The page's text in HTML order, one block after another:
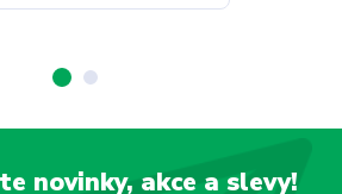
novinky, akce a slevy!